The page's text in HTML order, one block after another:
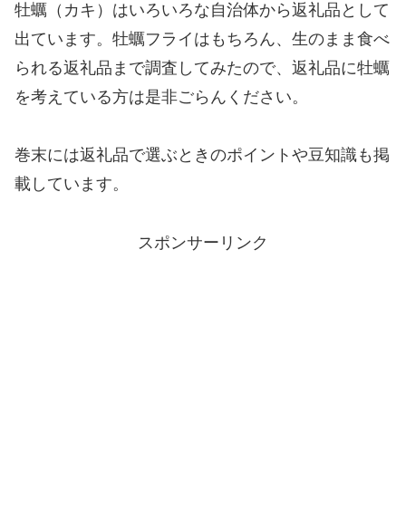
牡蠣（カキ）はいろいろな自治体から返礼品として
出ています。牡蠣フライはもちろん、生のまま食べ
られる返礼品まで調査してみたので、返礼品に牡蠣
を考えている方は是非ごらんください。
巻末には返礼品で選ぶときのポイントや豆知識も掲
載しています。
スポンサーリンク